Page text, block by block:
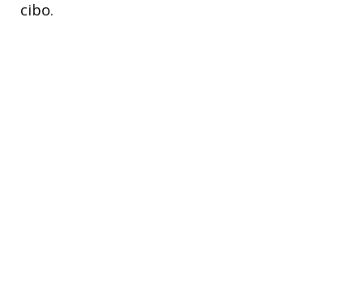
cibo.